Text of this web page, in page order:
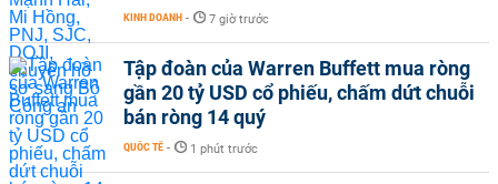
KINH DOANH - 7 giờ trước
Tập đoàn của Warren Buffett mua ròng
gần 20 tỷ USD cổ phiếu, chấm dứt chuỗi
bán ròng 14 quý
QUỐC TẾ - 1 phút trước